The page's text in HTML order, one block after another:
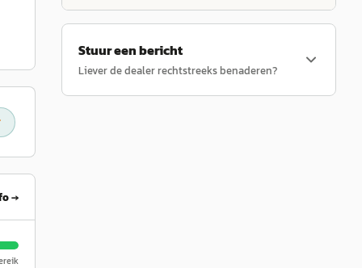
→
Stuur een bericht
Liever de dealer rechtstreeks benaderen?